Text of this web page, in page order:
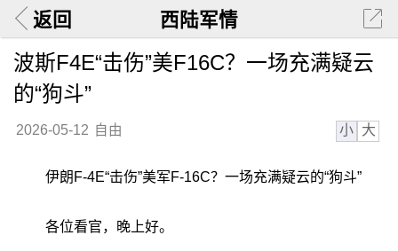
返回 西陆军情
波斯F4E“击伤”美F16C？一场充满疑云
的“狗斗”
2026-05-12 自由 小 大
伊朗F-4E“击伤”美军F-16C？一场充满疑云的“狗斗”‍
各位看官，晚上好。